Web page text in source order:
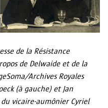
de la Résistance
de Delwaide et de la
Archives Royales
(à gauche) et Jan
vicaire-aumônier Cyriel